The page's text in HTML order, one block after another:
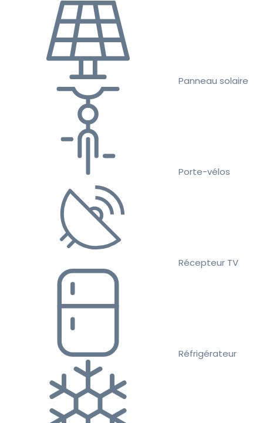
Panneau solaire
Porte-vélos
Récepteur TV
Réfrigérateur